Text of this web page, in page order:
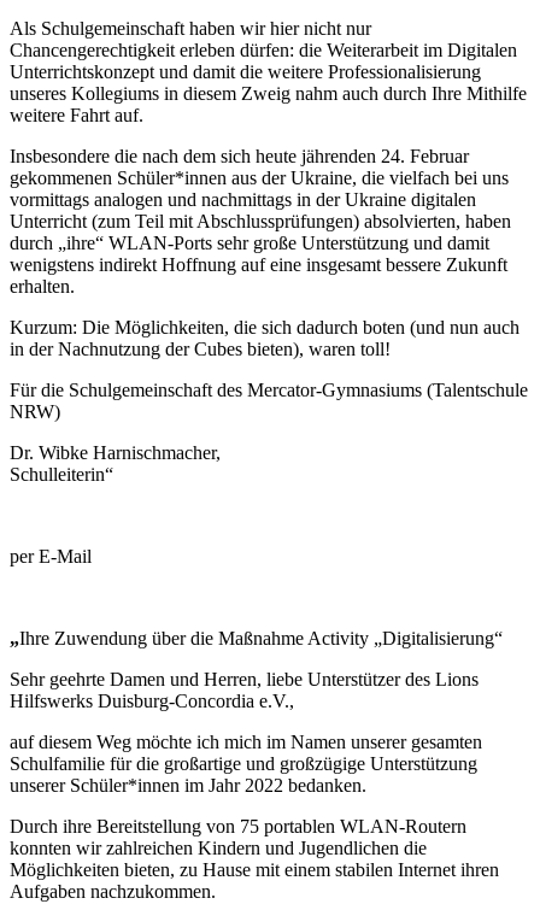
Als Schulgemeinschaft haben wir hier nicht nur
Chancengerechtigkeit erleben dürfen: die Weiterarbeit im Digitalen
Unterrichtskonzept und damit die weitere Professionalisierung
unseres Kollegiums in diesem Zweig nahm auch durch Ihre Mithilfe
weitere Fahrt auf.
Insbesondere die nach dem sich heute jährenden 24. Februar
gekommenen Schüler*innen aus der Ukraine, die vielfach bei uns
vormittags analogen und nachmittags in der Ukraine digitalen
Unterricht (zum Teil mit Abschlussprüfungen) absolvierten, haben
durch „ihre“ WLAN-Ports sehr große Unterstützung und damit
wenigstens indirekt Hoffnung auf eine insgesamt bessere Zukunft
erhalten.
Kurzum: Die Möglichkeiten, die sich dadurch boten (und nun auch
in der Nachnutzung der Cubes bieten), waren toll!
Für die Schulgemeinschaft des Mercator-Gymnasiums (Talentschule
NRW)
Dr. Wibke Harnischmacher,
Schulleiterin“
per E-Mail
„Ihre Zuwendung über die Maßnahme Activity „Digitalisierung“
Sehr geehrte Damen und Herren, liebe Unterstützer des Lions
Hilfswerks Duisburg-Concordia e.V.,
auf diesem Weg möchte ich mich im Namen unserer gesamten
Schulfamilie für die großartige und großzügige Unterstützung
unserer Schüler*innen im Jahr 2022 bedanken.
Durch ihre Bereitstellung von 75 portablen WLAN-Routern
konnten wir zahlreichen Kindern und Jugendlichen die
Möglichkeiten bieten, zu Hause mit einem stabilen Internet ihren
Aufgaben nachzukommen.